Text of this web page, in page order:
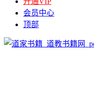
会员中心
顶部